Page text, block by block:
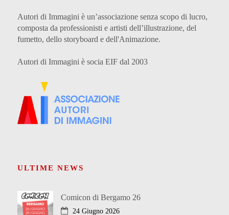
Autori di Immagini è un’associazione senza scopo di lucro,
composta da professionisti e artisti dell’illustrazione, del
fumetto, dello storyboard e dell'Animazione.
Autori di Immagini è socia EIF dal 2003
ULTIME NEWS
Comicon di Bergamo 26
24 Giugno 2026